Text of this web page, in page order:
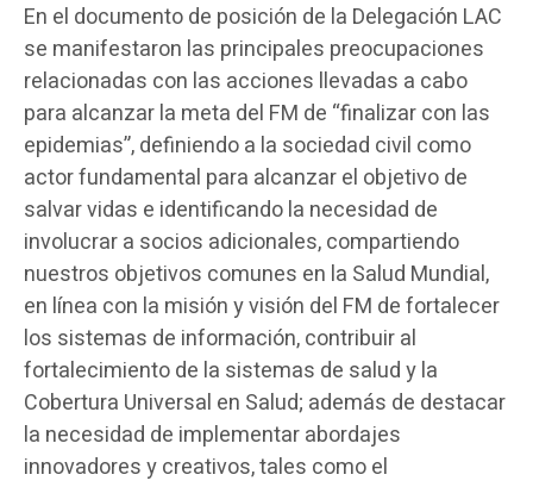
En el documento de posición de la Delegación LAC
se manifestaron las principales preocupaciones
relacionadas con las acciones llevadas a cabo
para alcanzar la meta del FM de “finalizar con las
epidemias”, definiendo a la sociedad civil como
actor fundamental para alcanzar el objetivo de
salvar vidas e identificando la necesidad de
involucrar a socios adicionales, compartiendo
nuestros objetivos comunes en la Salud Mundial,
en línea con la misión y visión del FM de fortalecer
los sistemas de información, contribuir al
fortalecimiento de la sistemas de salud y la
Cobertura Universal en Salud; además de destacar
la necesidad de implementar abordajes
innovadores y creativos, tales como el